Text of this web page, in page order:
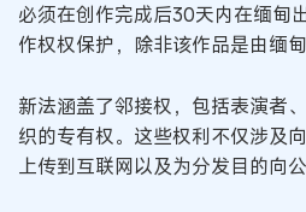
必须在创作完成后30天内在缅甸
作权权保护，除非该作品是由缅甸
新法涵盖了邻接权，包括表演者
织的专有权。这些权利不仅涉及
上传到互联网以及为分发目的向公